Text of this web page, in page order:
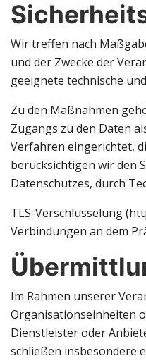
Wir treffen nach
und der Zwecke der
geeignete technische
Zu den Maßnahmen
Zugangs zu den Daten
Verfahren eingerichtet,
berücksichtigen wir den
Datenschutzes, durch
TLS-Verschlüsselung
Verbindungen an dem
Im Rahmen unserer
Organisationseinheiten
Dienstleister oder
schließen insbesondere